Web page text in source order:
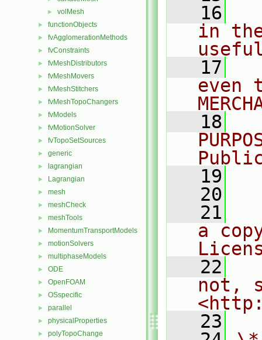
► volMesh
► functionObjects
► fvAgglomerationMethods
► fvConstraints
► fvMeshDistributors
► fvMeshMovers
► fvMeshStitchers
► fvMeshTopoChangers
► fvModels
► fvMotionSolver
► fvTopoSetSources
► generic
► lagrangian
► Lagrangian
► mesh
► meshCheck
► meshTools
► MomentumTransportModels
► motionSolvers
► multiphaseModels
► ODE
► OpenFOAM
► OSspecific
► parallel
► physicalProperties
► polyTopoChange
   16
in
   17
even
   18
   19
   20
   21
a
   22
not,
   23